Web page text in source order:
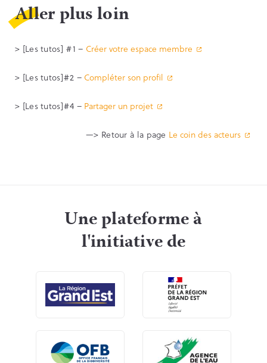
Aller plus loin
> [Les tutos] #1 – Créer votre espace membre
> [Les tutos]#2 – Compléter son profil
> [Les tutos]#4 – Partager un projet
—> Retour à la page Le coin des acteurs
Une plateforme à
l'initiative de